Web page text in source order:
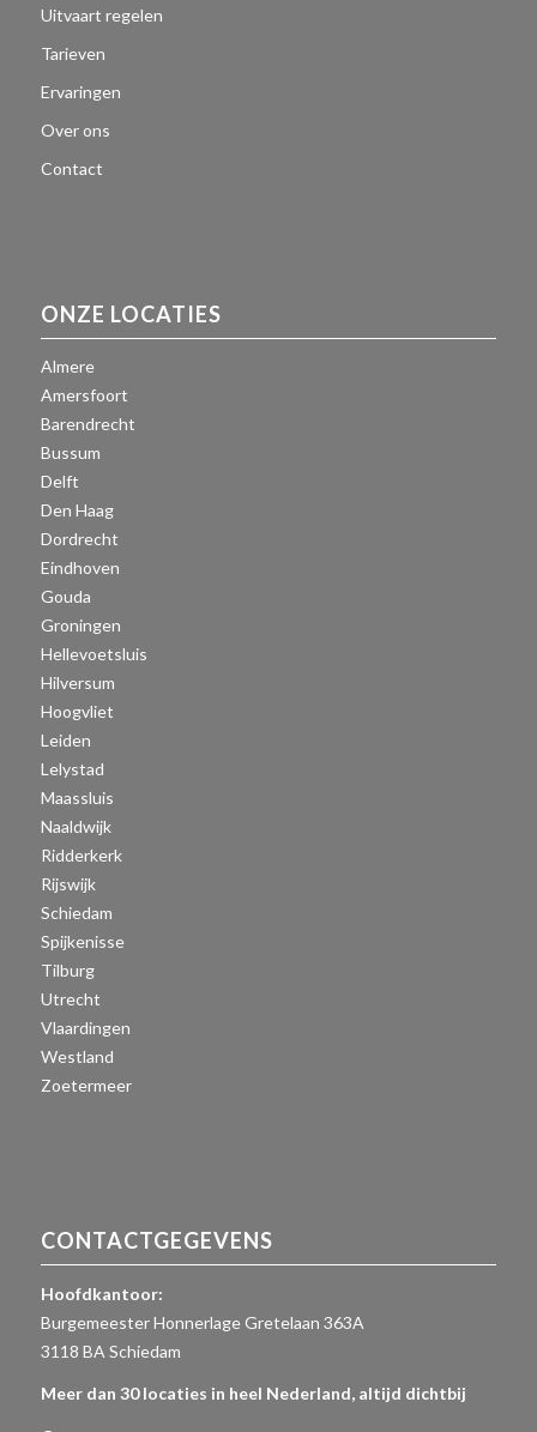
Uitvaart regelen
Tarieven
Ervaringen
Over ons
Contact
ONZE LOCATIES
Almere
Amersfoort
Barendrecht
Bussum
Delft
Den Haag
Dordrecht
Eindhoven
Gouda
Groningen
Hellevoetsluis
Hilversum
Hoogvliet
Leiden
Lelystad
Maassluis
Naaldwijk
Ridderkerk
Rijswijk
Schiedam
Spijkenisse
Tilburg
Utrecht
Vlaardingen
Westland
Zoetermeer
CONTACTGEGEVENS
Hoofdkantoor:
Burgemeester Honnerlage Gretelaan 363A
3118 BA Schiedam
Meer dan 30 locaties in heel Nederland, altijd dichtbij